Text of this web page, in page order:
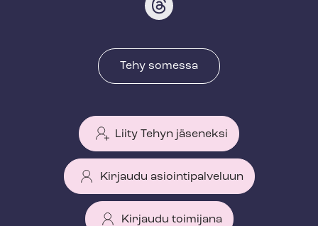
Tehy somessa
Liity Tehyn jäseneksi
Kirjaudu asiointipalveluun
Kirjaudu toimijana